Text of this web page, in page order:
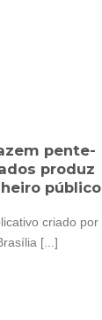
pente-
produz
público
criado por
[...]